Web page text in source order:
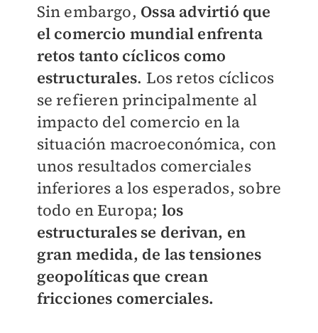
Sin embargo, Ossa advirtió que
el comercio mundial enfrenta
retos tanto cíclicos como
estructurales. Los retos cíclicos
se refieren principalmente al
impacto del comercio en la
situación macroeconómica, con
unos resultados comerciales
inferiores a los esperados, sobre
todo en Europa; los
estructurales se derivan, en
gran medida, de las tensiones
geopolíticas que crean
fricciones comerciales.